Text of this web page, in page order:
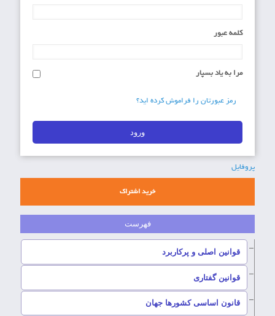
کلمه عبور
مرا به یاد بسپار
رمز عبورتان را فراموش کرده اید؟
پروفایل
خرید اشتراک
قوانین اصلی و پرکاربرد
قوانین گفتاری
قانون اساسی کشورها جهان